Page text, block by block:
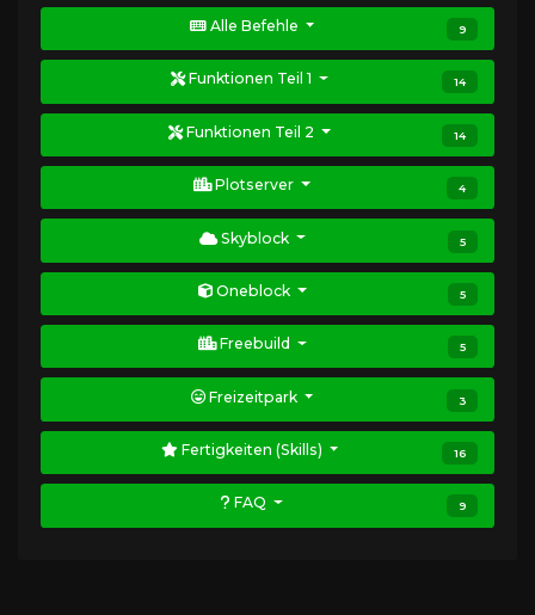
Alle Befehle 9
Funktionen Teil 1 14
Funktionen Teil 2 14
Plotserver 4
Skyblock 5
Oneblock 5
Freebuild 5
Freizeitpark 3
Fertigkeiten (Skills) 16
FAQ 9